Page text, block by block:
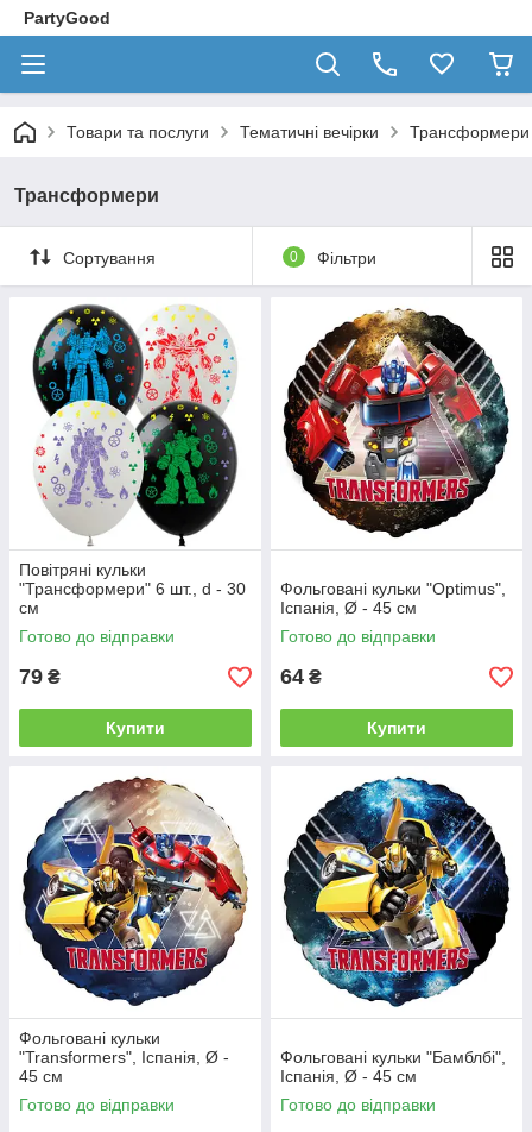
PartyGood
Товари та послуги Тематичні вечірки Трансформери
Трансформери
Сортування 0 Фільтри
Повітряні кульки
"Трансформери" 6 шт., d - 30
см
Готово до відправки
79 ₴
Купити
Фольговані кульки "Optimus",
Іспанія, Ø - 45 см
Готово до відправки
64 ₴
Купити
Фольговані кульки
"Transformers", Іспанія, Ø -
45 см
Готово до відправки
Фольговані кульки "Бамблбі",
Іспанія, Ø - 45 см
Готово до відправки